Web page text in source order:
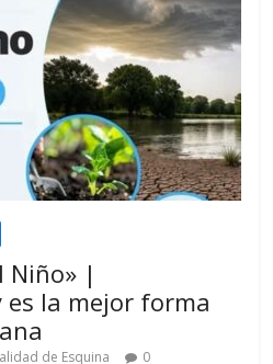
Niño» |
es la mejor forma
de Esquina 0